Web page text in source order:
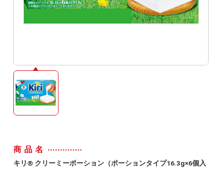
商品名
キリ® クリーミーポーション（ポーションタイプ16.3g×6個入